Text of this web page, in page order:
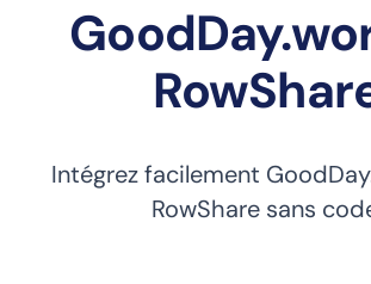
Intégrez facilement
RowShare sans